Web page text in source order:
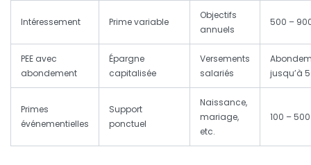
Intéressement Prime variable
Objectifs
annuels
500 –
PEE avec
abondement
Épargne
capitalisée
Versements
salariés
jusqu’à
Primes
événementielles
Support
ponctuel
Naissance,
mariage,
etc.
100 –